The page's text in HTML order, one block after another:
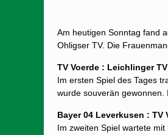
Am heutigen Sonntag fand
Ohligser TV. Die
TV Voerde : Leichlinger
Im ersten Spiel des Tages
wurde souverän gewonnen.
Bayer 04 Leverkusen : TV
Im zweiten Spiel wartete